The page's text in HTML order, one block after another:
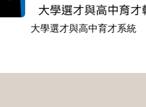
大學選才與高中育才系統